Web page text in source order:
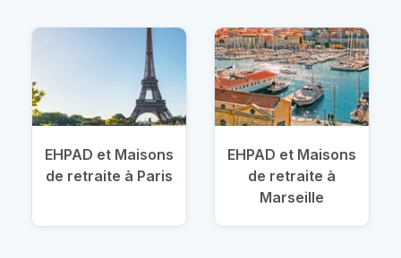
EHPAD et Maisons
de retraite à Paris
EHPAD et Maisons
de retraite à
Marseille